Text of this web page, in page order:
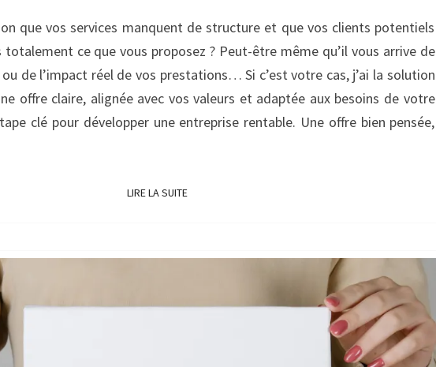
EN
5
ÉTAPES
INCONTOURNABLES
?
que vos services manquent de structure et que vos clients potentiels
totalement ce que vous proposez ? Peut-être même qu’il vous arrive de
de l’impact réel de vos prestations… Si c’est votre cas, j’ai la solution
offre claire, alignée avec vos valeurs et adaptée aux besoins de votre
clé pour développer une entreprise rentable. Une offre bien pensée,
LIRE LA SUITELIRE LA SUITE